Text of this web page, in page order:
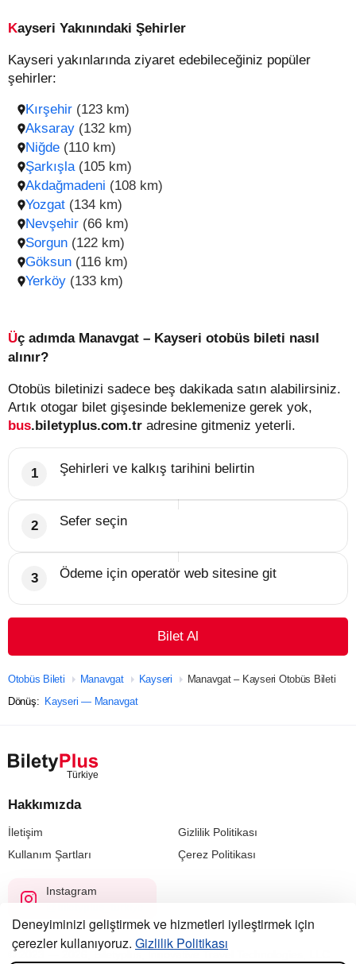
Kayseri Yakınındaki Şehirler
Kayseri yakınlarında ziyaret edebileceğiniz popüler
şehirler:
Kırşehir (123 km)
Yozgat (134 km)
Aksaray (132 km)
Nevşehir (66 km)
Niğde (110 km)
Sorgun (122 km)
Şarkışla (105 km)
Göksun (116 km)
Akdağmadeni (108 km)
Yerköy (133 km)
Üç adımda Manavgat – Kayseri otobüs bileti nasıl
alınır?
Otobüs biletinizi sadece beş dakikada satın alabilirsiniz.
Artık otogar bilet gişesinde beklemenize gerek yok,
bus.biletyplus.com.tr adresine gitmeniz yeterli.
Şehirleri ve kalkış tarihini belirtin
Sefer seçin
Ödeme için operatör web sitesine git
Bilet Al
Otobüs Bileti Manavgat Kayseri
Manavgat – Kayseri Otobüs Bileti
Dönüş: Kayseri — Manavgat
Hakkımızda
İletişim
Gizlilik Politikası
Kullanım Şartları
Çerez Politikası
Instagram
@biletyplus_turkiye
© 2023 — 2026, Biletyplus, Innovative Travel Technologies, LLC.
Deneyiminizi geliştirmek ve hizmetleri iyileştirmek için
çerezler kullanıyoruz. Gizlilik Politikası